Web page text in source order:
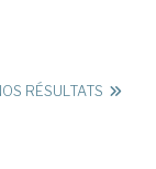
RÉSULTATS